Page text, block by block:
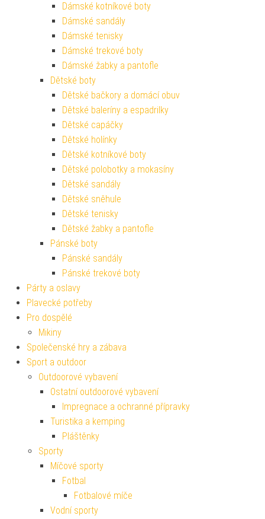
Dámské kotníkové boty
Dámské sandály
Dámské tenisky
Dámské trekové boty
Dámské žabky a pantofle
Dětské boty
Dětské bačkory a domácí obuv
Dětské baleríny a espadrilky
Dětské capáčky
Dětské holínky
Dětské kotníkové boty
Dětské polobotky a mokasíny
Dětské sandály
Dětské sněhule
Dětské tenisky
Dětské žabky a pantofle
Pánské boty
Pánské sandály
Pánské trekové boty
Párty a oslavy
Plavecké potřeby
Pro dospělé
Mikiny
Společenské hry a zábava
Sport a outdoor
Outdoorové vybavení
Ostatní outdoorové vybavení
Impregnace a ochranné přípravky
Turistika a kemping
Pláštěnky
Sporty
Míčové sporty
Fotbal
Fotbalové míče
Vodní sporty